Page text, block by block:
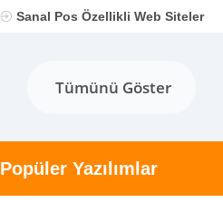
Sanal Pos Özellikli Web Siteler
Tümünü Göster
Popüler Yazılımlar